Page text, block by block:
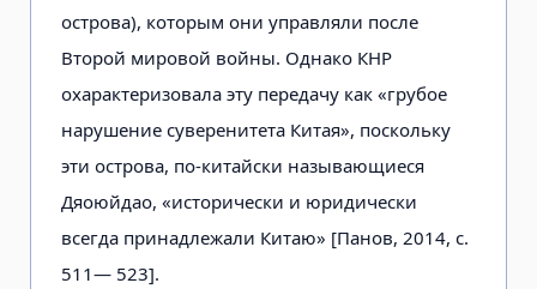
острова), которым они управляли после
Второй мировой войны. Однако КНР
охарактеризовала эту передачу как «грубое
нарушение суверенитета Китая», поскольку
эти острова, по-китайски называющиеся
Дяоюйдао, «исторически и юридически
всегда принадлежали Китаю» [Панов, 2014, с.
511— 523].